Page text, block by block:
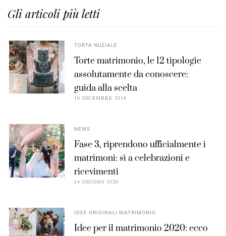
Gli articoli più letti
TORTA NUZIALE
Torte matrimonio, le 12 tipologie
assolutamente da conoscere:
guida alla scelta
10 DICEMBRE 2018
NEWS
Fase 3, riprendono ufficialmente i
matrimoni: sì a celebrazioni e
ricevimenti
14 GIUGNO 2020
IDEE ORIGINALI MATRIMONIO
Idee per il matrimonio 2020: ecco